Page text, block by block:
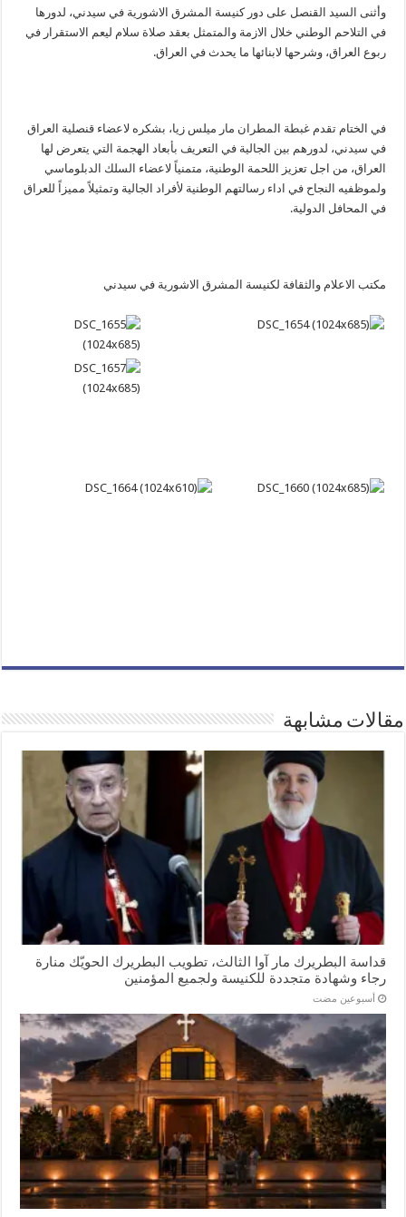
وأثنى السيد القنصل على دور كنيسة المشرق الاشورية في سيدني، لدورها
في التلاحم الوطني خلال الازمة والمتمثل بعقد صلاة سلام ليعم الاستقرار في
ربوع العراق، وشرحها لابنائها ما يحدث في العراق.
في الختام تقدم غبطة المطران مار ميلس زيا، بشكره لاعضاء قنصلية العراق
في سيدني، لدورهم بين الجالية في التعريف بأبعاد الهجمة التي يتعرض لها
العراق، من اجل تعزيز اللحمة الوطنية، متمنياً لاعضاء السلك الدبلوماسي
ولموظفيه النجاح في اداء رسالتهم الوطنية لأفراد الجالية وتمثيلاً مميزاً للعراق
في المحافل الدولية.
مكتب الاعلام والثقافة لكنيسة المشرق الاشورية في سيدني
مقالات مشابهة
قداسة البطريرك مار آوا الثالث، تطويب البطريرك الحويّك منارة
رجاء وشهادة متجددة للكنيسة ولجميع المؤمنين
‏أسبوعين مضت